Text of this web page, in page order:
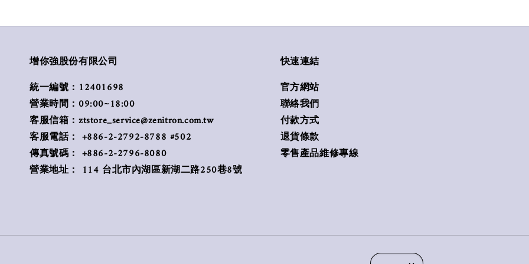
增你強股份有限公司
統一編號：12401698
營業時間：09:00~18:00
客服信箱：ztstore_service@zenitron.com.tw
客服電話： +886-2-2792-8788 #502
傳真號碼： +886-2-2796-8080
營業地址： 114 台北市內湖區新湖二路250巷8號
快速連結
官方網站
聯絡我們
付款方式
退貨條款
零售產品維修專線